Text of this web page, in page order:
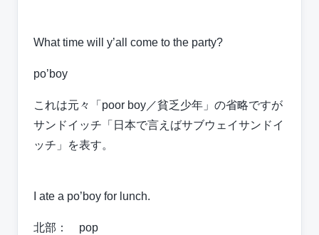
What time will y’all come to the party?
po’boy
これは元々「poor boy／貧乏少年」の省略ですが
サンドイッチ「日本で言えばサブウェイサンドイ
ッチ」を表す。
I ate a po’boy for lunch.
北部： pop